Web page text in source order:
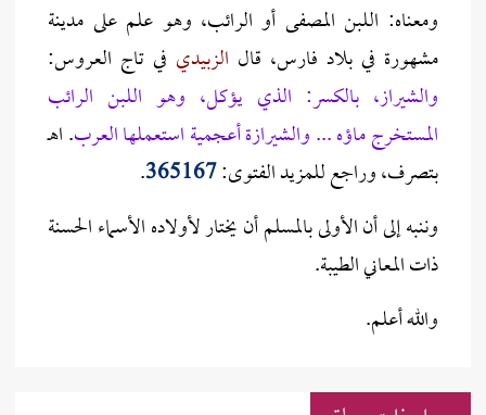
ومعناه: اللبن المصفى أو الرائب، وهو علم على مدينة
مشهورة في بلاد فارس، قال الزبيدي في تاج العروس:
والشيراز، بالكسر: الذي يؤكل، وهو اللبن الرائب
المستخرج ماؤه ... والشيرازة أعجمية استعملها العرب. اهـ
بتصرف، وراجع للمزيد الفتوى:365167
.
وننبه إلى أن الأولى بالمسلم أن يختار لأولاده الأسماء الحسنة
ذات المعاني الطيبة.
والله أعلم.